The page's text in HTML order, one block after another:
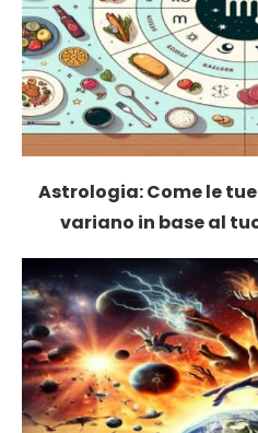
Astrologia: Come le
variano in base al